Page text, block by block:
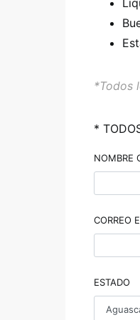
*Todos
*
NOMBRE
CORREO
ESTADO